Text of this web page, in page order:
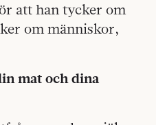
att han tycker om
om människor,
mat och dina